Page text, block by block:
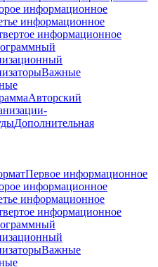
информационное
информационное
информационное
Важные
Авторский
Дополнительная
Первое информационное
информационное
информационное
информационное
Важные